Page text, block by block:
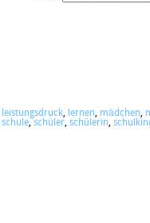
leistungsdruck, lernen, mädchen,
schule, schüler, schülerin,